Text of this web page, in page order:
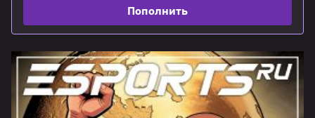
Пополнить